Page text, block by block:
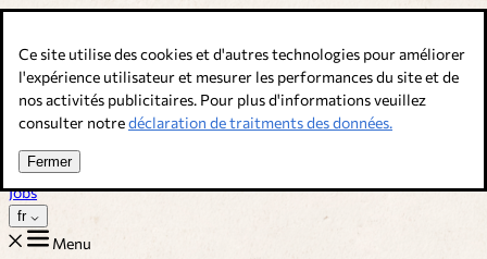
Ce site utilise des cookies et d'autres technologies pour améliorer
l'expérience utilisateur et mesurer les performances du site et de
nos activités publicitaires. Pour plus d'informations veuillez
consulter notredéclaration de traitments des données.
Fermer
Bouillons, épices & compléments alimentaires. Qualité suisse.
Service client
Recettes
Trucs
Sur nous
Jobs
fr
Menu